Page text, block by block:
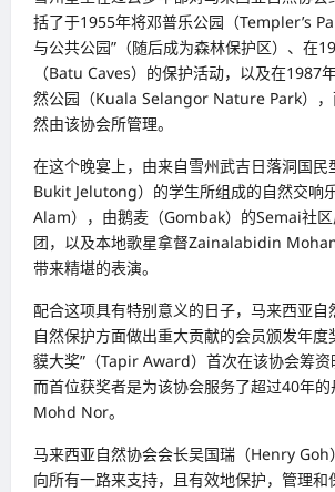
括了于1955年将邓普乐公园（Templer’s
与公共公园”（随后成为森林保护区）、在
（Batu Caves）的保护活动，以及在1987
然公园（Kuala Selangor Nature Park）
然由该协会所管理。
在这个晚宴上，由来自雪州武吉日落洞国民
Bukit Jelutong）的学生所组成的自然交响
Alam），由鹅麦（Gombak）的Semai社
团，以及本地歌星拿督Zainalabidin
带来精堪的表演。
配合这项具有特别意义的日子，马来西亚自
自然保护方面做出重大贡献的会员颁发年度
貘大奖”（Tapir Award）首次在该协会筹资
而首位获奖者是为该协会服务了超过40年
Mohd Nor。
马来西亚自然协会会长吴国瑞（Henry Goh
向所有一路来支持，且有效地保护，管理和